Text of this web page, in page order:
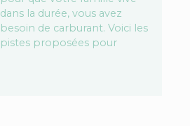
dans la durée, vous avez
besoin de carburant. Voici les
pistes proposées pour